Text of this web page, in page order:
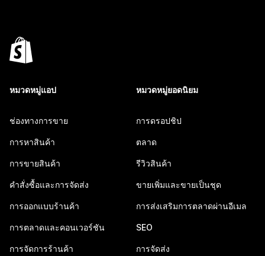
หมวดหมู่แอป
ช่องทางการขาย
การหาสินค้า
การขายสินค้า
คำสั่งซื้อและการจัดส่ง
การออกแบบร้านค้า
การตลาดและคอนเวอร์ชัน
การจัดการร้านค้า
หมวดหมู่ยอดนิยม
การดรอปชิป
ตลาด
รีวิวสินค้า
ขายเพิ่มและขายเป็นชุด
การส่งเสริมการตลาดผ่านอีเมล
SEO
การจัดส่ง